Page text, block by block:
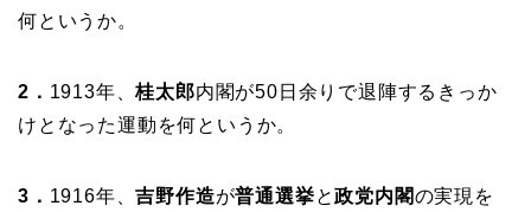
何というか。
2． 1913年、桂太郎内閣が50日余りで退陣するきっか
けとなった運動を何というか。
3． 1916年、吉野作造が普通選挙と政党内閣の実現を